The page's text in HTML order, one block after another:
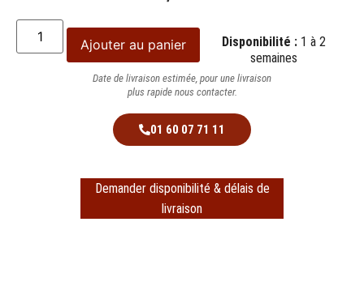
Ajouter au panier Disponibilité : 1 à 2
semaines
Date de livraison estimée, pour une livraison
plus rapide nous contacter.
01 60 07 71 11
Demander disponibilité & délais de
livraison